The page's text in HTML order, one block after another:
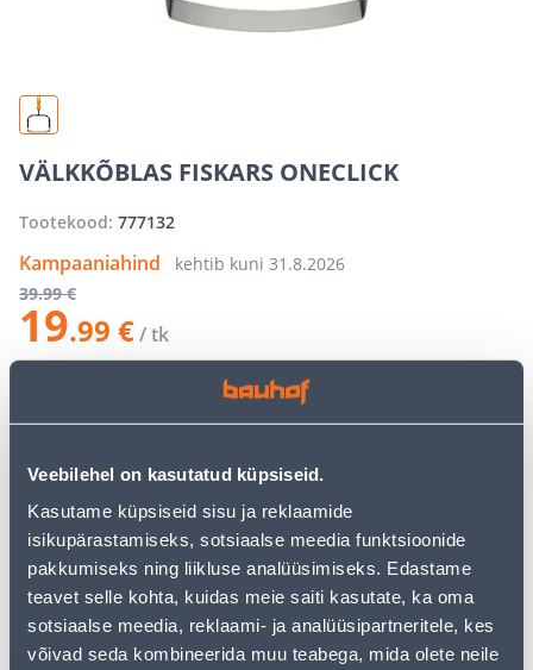
Veebilehel on kasutatud küpsiseid.
Kasutame küpsiseid sisu ja reklaamide
isikupärastamiseks, sotsiaalse meedia funktsioonide
pakkumiseks ning liikluse analüüsimiseks. Edastame
teavet selle kohta, kuidas meie saiti kasutate, ka oma
sotsiaalse meedia, reklaami- ja analüüsipartneritele, kes
võivad seda kombineerida muu teabega, mida olete neile
VÄLKKÕBLAS FISKARS ONECLICK
Tootekood: 777132
Kampaaniahind kehtib kuni 31.8.2026
39.99 €
19.99 €/ tk
LISA OSTUKORVI
Vaata saadavust
• Välkkõblas.
• 14-päevane tagastusõigus.